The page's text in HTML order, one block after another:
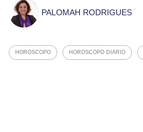
PALOMAH RODRIGUES
HOROSCOPO HOROSCOPO DIARIO